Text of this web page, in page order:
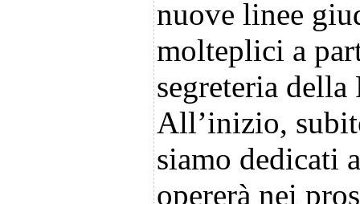
nuove linee
molteplici a
segreteria della
All’inizio,
siamo dedicati
opererà nei